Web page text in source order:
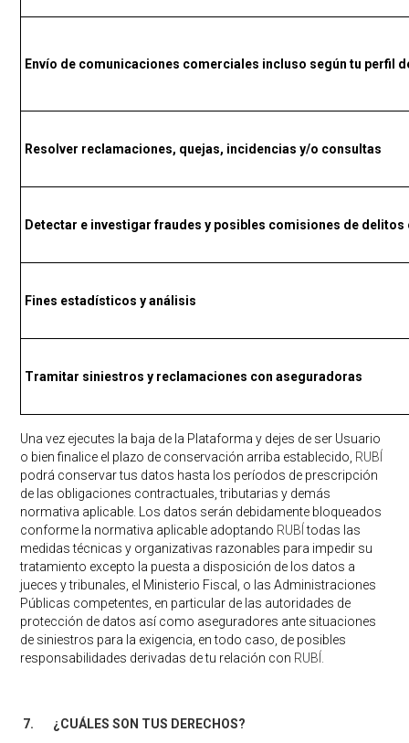
Envío de comunicaciones comerciales incluso según tu perfil
Resolver reclamaciones, quejas, incidencias y/o consultas
Detectar e investigar fraudes y posibles comisiones de
Fines estadísticos y análisis
Tramitar siniestros y reclamaciones con aseguradoras
Una vez ejecutes la baja de la Plataforma y dejes de ser Usuario
o bien finalice el plazo de conservación arriba establecido, RUBÍ
podrá conservar tus datos hasta los períodos de prescripción
de las obligaciones contractuales, tributarias y demás
normativa aplicable. Los datos serán debidamente bloqueados
conforme la normativa aplicable adoptando RUBÍ todas las
medidas técnicas y organizativas razonables para impedir su
tratamiento excepto la puesta a disposición de los datos a
jueces y tribunales, el Ministerio Fiscal, o las Administraciones
Públicas competentes, en particular de las autoridades de
protección de datos así como aseguradores ante situaciones
de siniestros para la exigencia, en todo caso, de posibles
responsabilidades derivadas de tu relación con RUBÍ.
7. ¿CUÁLES SON TUS DERECHOS?